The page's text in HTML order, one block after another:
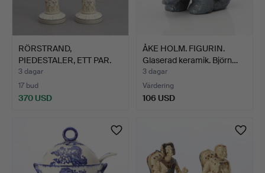
RÖRSTRAND,
PIEDESTALER, ETT PAR.
Flintgods…
3 dagar
17 bud
370 USD
ÅKE HOLM. FIGURIN.
Glaserad keramik. Björn…
3 dagar
Värdering
106 USD